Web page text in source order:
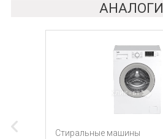
АНАЛОГИ
Стиральные машины
Стиральные машины